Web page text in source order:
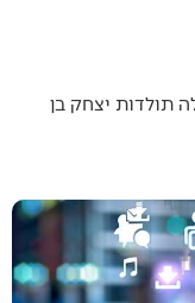
תולדות יצחק בן